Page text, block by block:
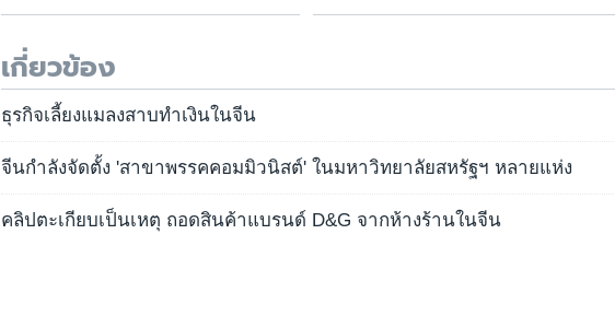
เกี่ยวข้อง
ธุรกิจเลี้ยงแมลงสาบทำเงินในจีน
จีนกำลังจัดตั้ง 'สาขาพรรคคอมมิวนิสต์' ในมหาวิทยาลัยสหรัฐฯ หลายแห่ง
คลิปตะเกียบเป็นเหตุ ถอดสินค้าแบรนด์ D&G จากห้างร้านในจีน